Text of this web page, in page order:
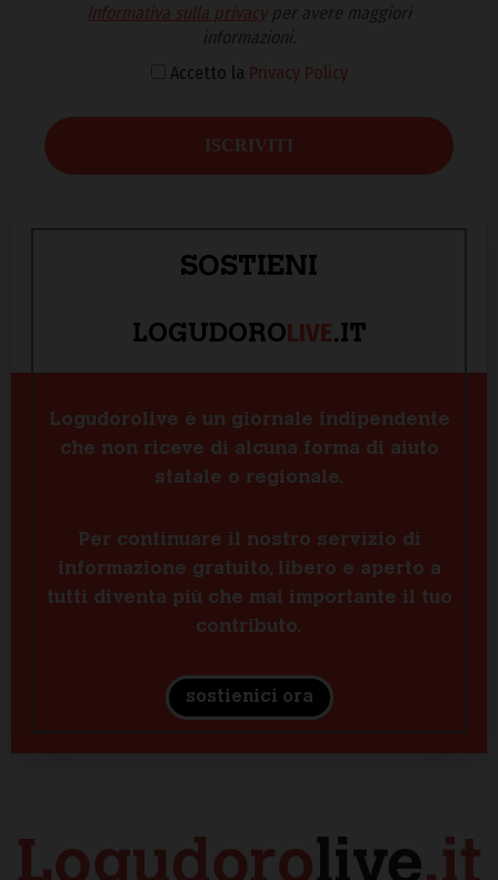
Informativa sulla privacyper avere maggiori
informazioni.
Accetto la Privacy Policy
SOSTIENI
LOGUDOROLIVE.IT
Logudorolive è un giornale indipendente
che non riceve di alcuna forma di aiuto
statale o regionale.
Per continuare il nostro servizio di
informazione gratuito, libero e aperto a
tutti diventa più che mai importante il tuo
contributo.
sostienici ora